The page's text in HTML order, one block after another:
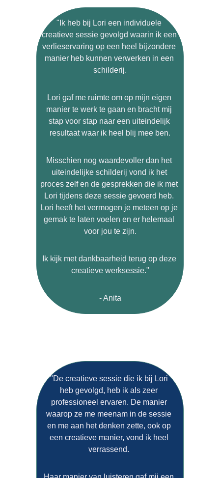
"De creatieve sessie die ik bij Lori
heb gevolgd, heb ik als zeer
professioneel ervaren. De manier
waarop ze me meenam in de sessie
en me aan het denken zette, ook op
een creatieve manier, vond ik heel
verrassend.
"Ik heb bij Lori een individuele
creatieve sessie gevolgd waarin ik een
verlieservaring op een heel bijzondere
manier heb kunnen verwerken in een
schilderij.
Lori gaf me ruimte om op mijn eigen
manier te werk te gaan en bracht mij
stap voor stap naar een uiteindelijk
resultaat waar ik heel blij mee ben.
Misschien nog waardevoller dan het
uiteindelijke schilderij vond ik het
proces zelf en de gesprekken die ik met
Lori tijdens deze sessie gevoerd heb.
Lori heeft het vermogen je meteen op je
gemak te laten voelen en er helemaal
voor jou te zijn.
Ik kijk met dankbaarheid terug op deze
creatieve werksessie."
- Anita